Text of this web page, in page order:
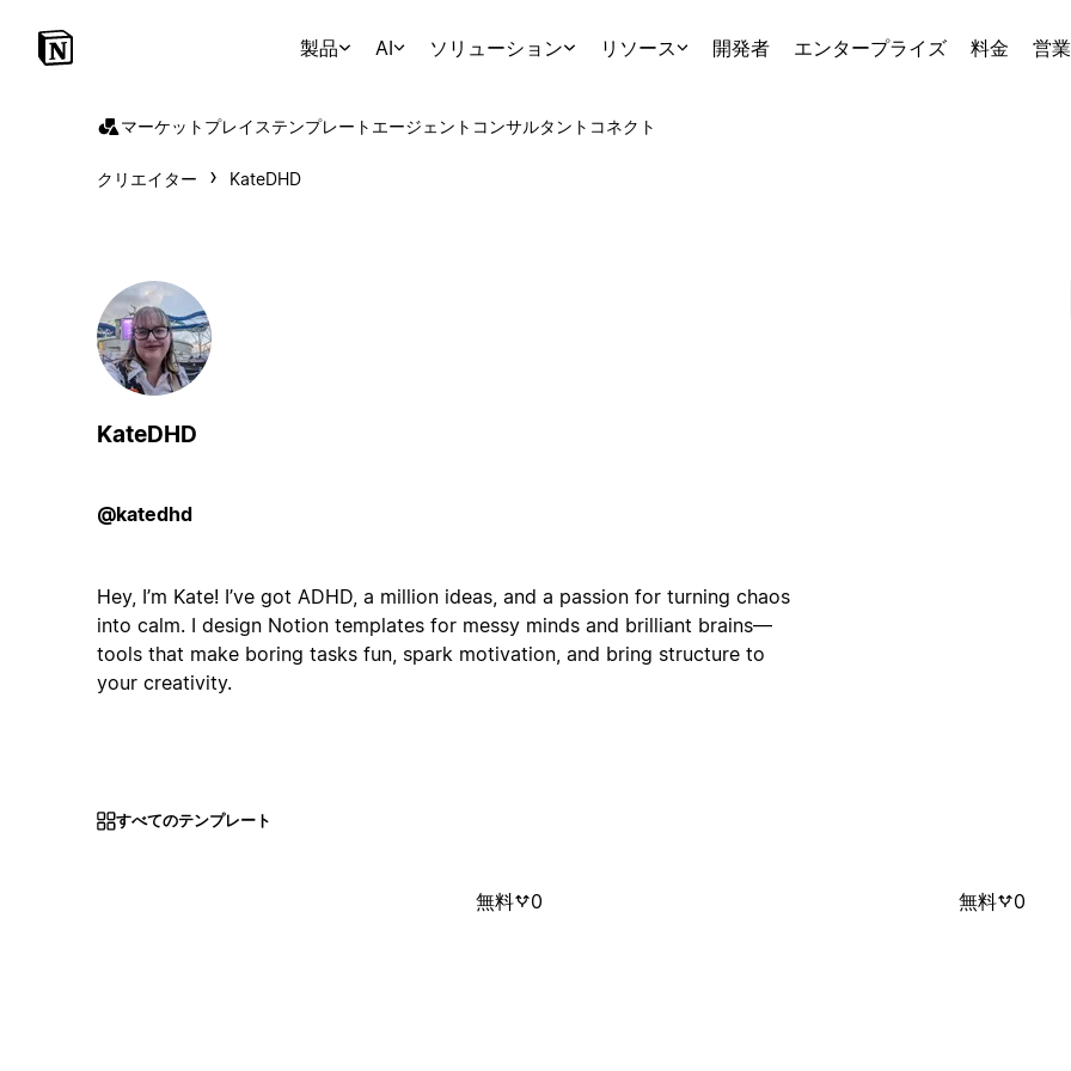
製品 AI ソリューション リソース 開発者 エンタープライズ 料金 営
マーケットプレイステンプレート エージェント コンサルタント コネクト
クリエイター KateDHD
KateDHD
@katedhd
Hey, I’m Kate! I’ve got ADHD, a million ideas, and a passion for turning chaos
into calm. I design Notion templates for messy minds and brilliant brains—
tools that make boring tasks fun, spark motivation, and bring structure to
your creativity.
すべてのテンプレート
無料 0 無料 0